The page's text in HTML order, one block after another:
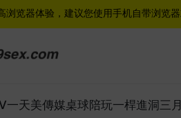
浏览器体验，建议您使用手机自带浏览
一天美傳媒桌球陪玩一桿進洞三